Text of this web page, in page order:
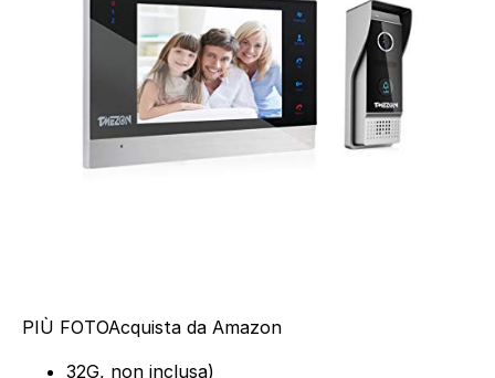
PIÙ FOTOAcquista da Amazon
32G, non inclusa)